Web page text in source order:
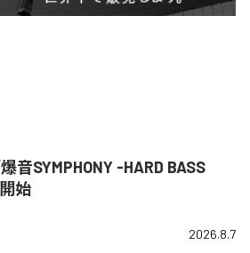
音SYMPHONY -HARD BASS
始
2026.8.7